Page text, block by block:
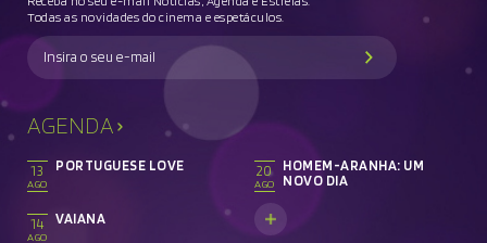
Todas as novidades do cinema e espetáculos.
AGENDA
13
AGO
PORTUGUESE LOVE
14
AGO
VAIANA
20
AGO
HOMEM-ARANHA: UM
NOVO DIA